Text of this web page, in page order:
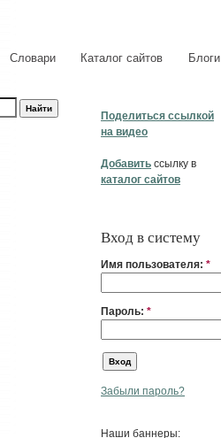
Словари Каталог сайтов Блоги
Поделиться ссылкой
на видео
Добавить ссылку в
каталог сайтов
Вход в систему
Имя пользователя: *
Пароль: *
Забыли пароль?
Наши баннеры: